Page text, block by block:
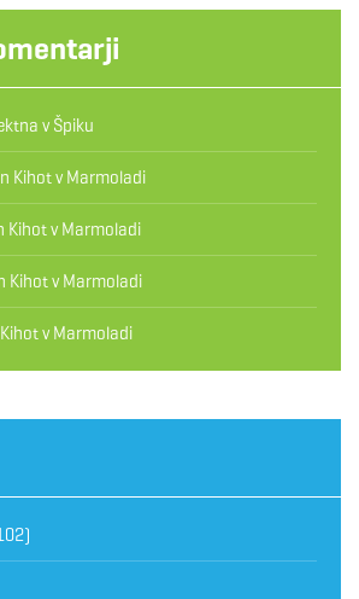
v Špiku
Kihot v Marmoladi
Kihot v Marmoladi
Kihot v Marmoladi
v Marmoladi